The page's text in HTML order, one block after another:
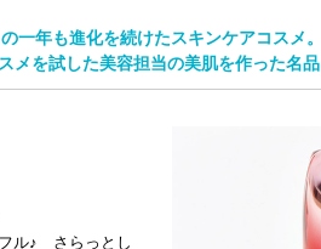
一年も進化を続けたスキンケアコスメ。
メを試した美容担当の美肌を作った名
フル♪ さらっとし